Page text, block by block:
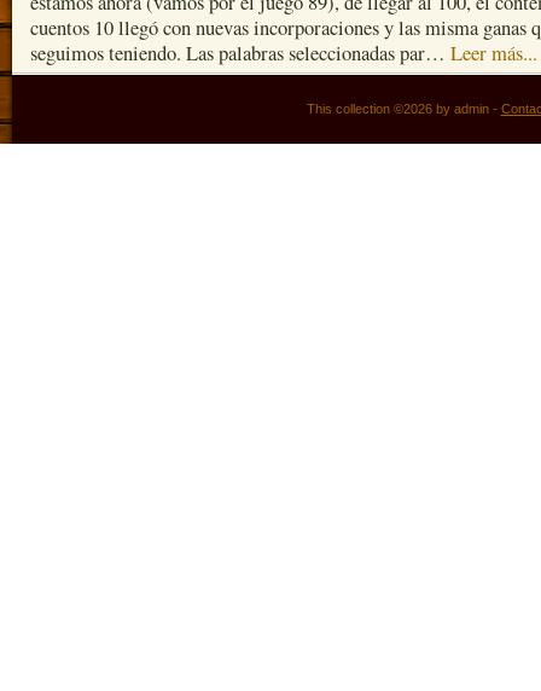
cuentos 10 llegó con nuevas incorporaciones y las misma ganas
seguimos teniendo. Las palabras seleccionadas par… Leer
This collection ©2026 by admin -